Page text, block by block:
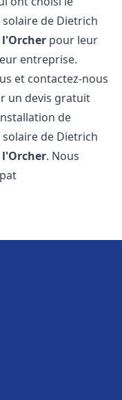
de Dietrich
pour leur
entreprise.
et contactez-nous
un devis gratuit
de
de Dietrich
. Nous